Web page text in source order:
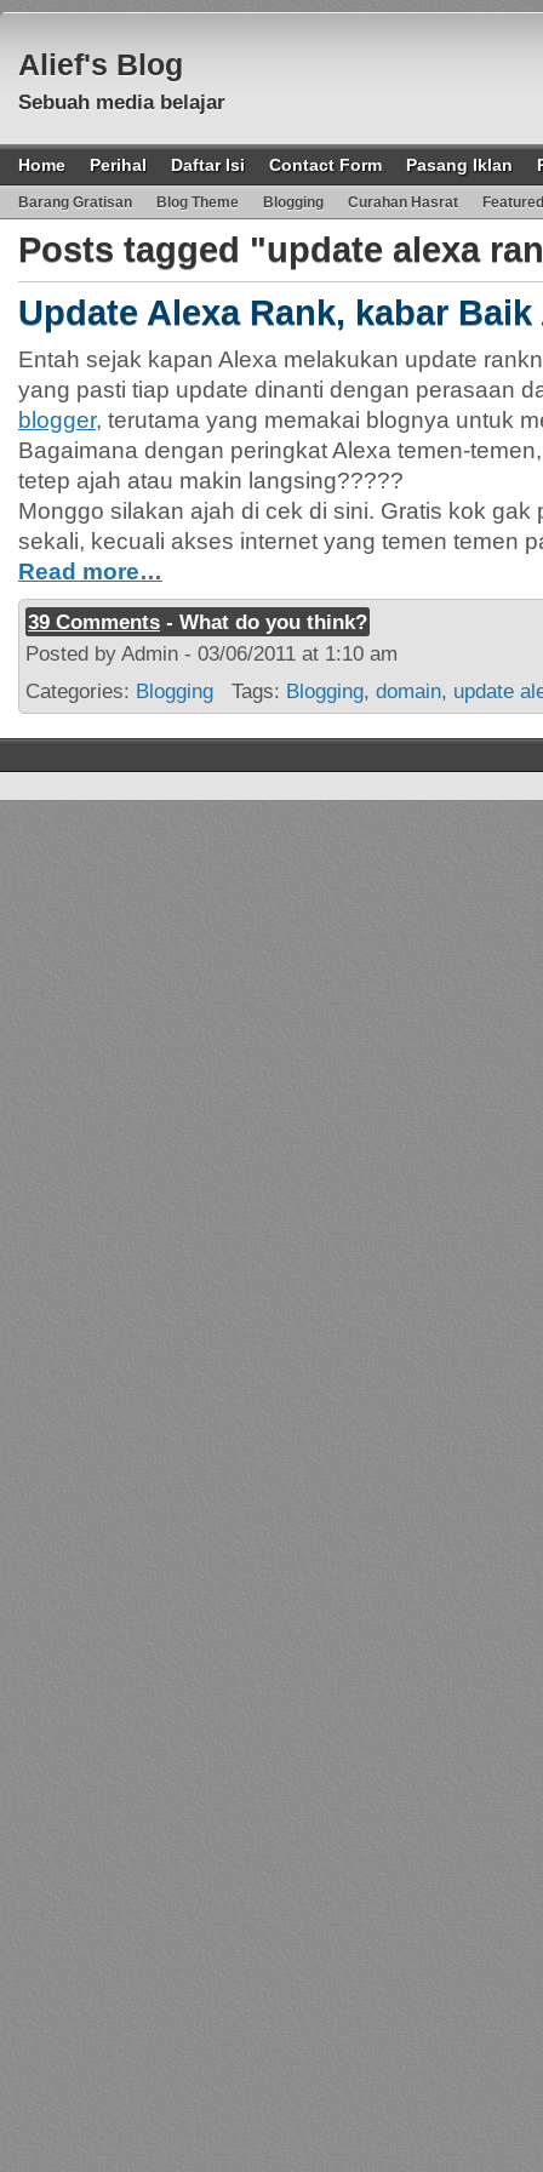
Alief's Blog
Sebuah media belajar
Home Perihal Daftar Isi Contact Form Pasang Iklan
Barang Gratisan Blog Theme Blogging Curahan Hasrat Featured
Posts tagged "update alexa
Update Alexa Rank, kabar
Entah sejak kapan Alexa melakukan update
yang pasti tiap update dinanti dengan perasaan
blogger, terutama yang memakai blognya untuk
Bagaimana dengan peringkat Alexa temen-
tetep ajah atau makin langsing?????
Monggo silakan ajah di cek di sini. Gratis kok gak
sekali, kecuali akses internet yang temen temen
Read more…
39 Comments - What do you think?
Posted by Admin - 03/06/2011 at 1:10 am
Categories: Blogging Tags: Blogging, domain, update